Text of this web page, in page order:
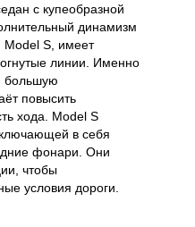
с купеобразной
динамизм
Model S, имеет
линии. Именно
большую
повысить
хода. Model S
в себя
фонари. Они
чтобы
условия дороги.